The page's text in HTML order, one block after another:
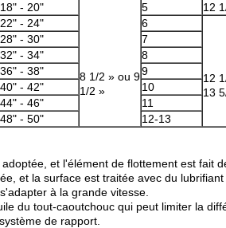
8 1/2 » ou 9
1/2 »
18" - 20" 5 12
22" - 24"
6
12
13
28" - 30"
7
32" - 34"
8
36" - 38"
9
40" - 42"
10
44" - 46"
11
48" - 50"
12-13
et l'élément de flottement est fait
et la surface est traitée avec du lubrifiant
à la grande vitesse.
du tout-caoutchouc qui peut limiter la
de rapport.